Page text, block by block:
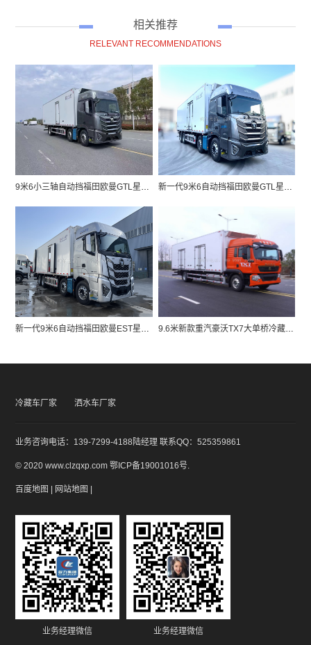
相关推荐
RELEVANT RECOMMENDATIONS
9米6小三轴自动挡福田欧曼GTL星翼pro冷藏车 新一代9米6自动挡福田欧曼GTL星翼pro冷藏车
新一代9米6自动挡福田欧曼EST星辉版箱式冷藏车 9.6米新款重汽豪沃TX7大单桥冷藏车厂家
冷藏车厂家 洒水车厂家
业务咨询电话：139-7299-4188陆经理 联系QQ：525359861
© 2020 www.clzqxp.com鄂ICP备19001016号.
百度地图 网站地图
业务经理微信 业务经理微信